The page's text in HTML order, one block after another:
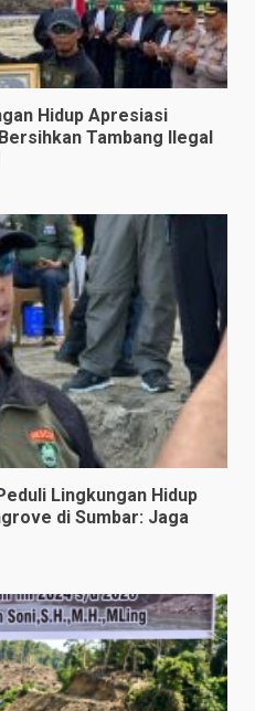
Hidup Apresiasi
Tambang Ilegal
Lingkungan Hidup
di Sumbar: Jaga